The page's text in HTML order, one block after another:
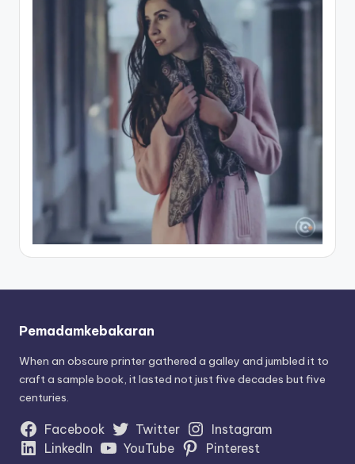
Pemadamkebakaran
When an obscure printer gathered a galley and jumbled it to
craft a sample book, it lasted not just five decades but five
centuries.
Facebook Twitter
Instagram
LinkedIn
YouTube Pinterest